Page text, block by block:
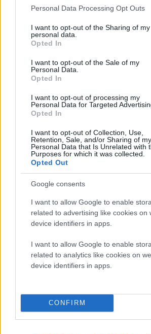
Please note that this website/app uses
not limited to your visit or usage
grant or deny consent to Google and its
use your data for below specified
consent section.
Personal Data Processing Opt Outs
I want to opt-out of the Sharing of my
personal data.
Opted In
I want to opt-out of the Sale of my
Personal Data.
Opted In
I want to opt-out of processing my
Personal Data for Targeted
Opted In
I want to opt-out of Collection, Use,
Retention, Sale, and/or Sharing of my
Personal Data that Is Unrelated with
Purposes for which it was collected.
Opted Out
Google consents
I want to allow Google to enable
related to advertising like cookies on
device identifiers in apps.
I want to allow Google to enable
related to analytics like cookies on
device identifiers in apps.
CONFIRM
Η κίνηση αυτή της
αυτούς που δεν έχουν καμία ιδέα
προγραμματισμό να δημιουργήσουν
εφαρμογές ή προσωπικά RSS feeds
ανεβάσουν στοOvi Store,
διαδικασία των τεσσάρων βημάτων
ιστοσελίδα
www.oviappwizard.com
περίπου 24 ώρες για να εγκριθεί
σε περίπτωση που χρησιμοποιείτε
εφαρμογές σας, θα πρέπει να
σχετική άδεια για να ανέβουν στο
Ακολουθήστε το
Techgear.gr